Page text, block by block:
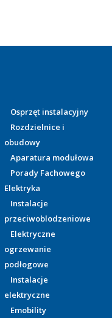
Osprzęt instalacyjny
Rozdzielnice i
obudowy
Aparatura modułowa
Porady Fachowego
Elektryka
Instalacje
przeciwoblodzeniowe
Elektryczne
ogrzewanie
podłogowe
Instalacje
elektryczne
Emobility